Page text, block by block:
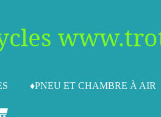
♦PNEU ET CHAMBRE À AIR